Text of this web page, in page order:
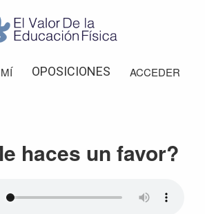
OPOSICIONES ACCEDER
haces un favor?